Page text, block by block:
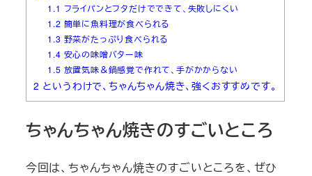
1.1 フライパンとフタだけでできて、失敗しにくい
1.2 簡単に魚料理が食べられる
1.3 野菜がたっぷり食べられる
1.4 安心の味噌バター味
1.5 放置気味＆鍋感覚で作れて、手がかからない
2 というわけで、ちゃんちゃん焼き、強くおすすめです。
ちゃんちゃん焼きのすごいところ
今回は、ちゃんちゃん焼きのすごいところを、ぜひ